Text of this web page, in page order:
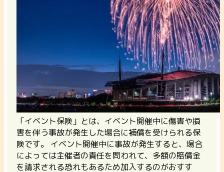
「イベント保険」とは、イベント開催中に傷害や損
害を伴う事故が発生した場合に補償を受けられる保
険です。 イベント開催中に事故が発生すると、場合
によっては主催者の責任を問われて、多額の賠償金
を請求される恐れもあるため加入するのがおすす